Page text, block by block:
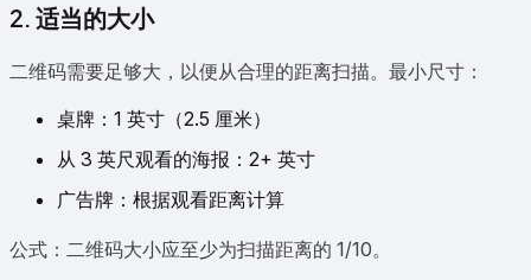
2. 适当的大小
二维码需要足够大，以便从合理的距离扫描。最小尺寸：
桌牌：1 英寸（2.5 厘米）
从 3 英尺观看的海报：2+ 英寸
广告牌：根据观看距离计算
公式：二维码大小应至少为扫描距离的 1/10。